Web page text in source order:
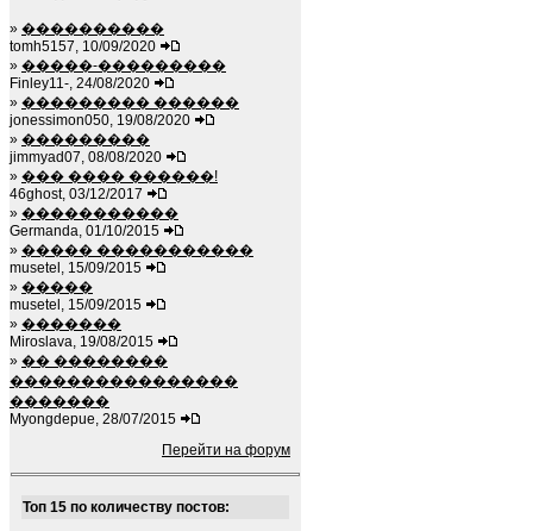
» ����������
tomh5157, 10/09/2020
» �����-���������
Finley11-, 24/08/2020
» ��������� ������
jonessimon050, 19/08/2020
» ���������
jimmyad07, 08/08/2020
» ��� ���� ������!
46ghost, 03/12/2017
» �����������
Germanda, 01/10/2015
» ����� �����������
musetel, 15/09/2015
» �����
musetel, 15/09/2015
» �������
Miroslava, 19/08/2015
» �� ��������
����������������
�������
Myongdepue, 28/07/2015
Перейти на форум
Топ 15 по количеству постов: